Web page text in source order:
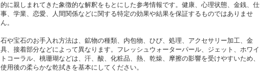
的に親しまれてきた象徴的な解釈をもとにした参考情報です。健康、心理状態、金銭、仕
事、学業、恋愛、人間関係などに関する特定の効果や結果を保証するものではありませ
ん。
石や宝石のお手入れ方法は、鉱物の種類、内包物、ひび、処理、アクセサリー加工、金
具、接着部分などによって異なります。フレッシュウォーターパール、ジェット、ホワイ
トコーラル、桃珊瑚などは、汗、酸、化粧品、熱、乾燥、摩擦の影響を受けやすいため、
使用後の柔らかな乾拭きを基本にしてください。